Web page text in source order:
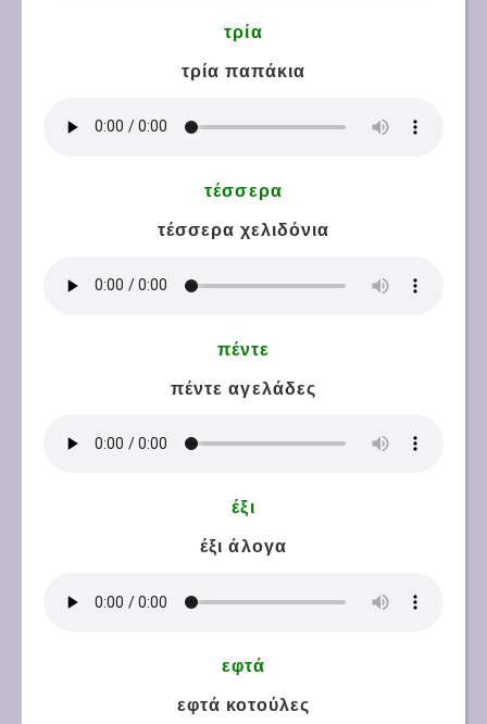
τρία
τρία παπάκια
τέσσερα
τέσσερα χελιδόνια
πέντε
πέντε αγελάδες
έξι
έξι άλογα
εφτά
εφτά κοτούλες